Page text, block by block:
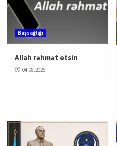
Başsağlığı
Allah rəhmət etsin
04.08.2026